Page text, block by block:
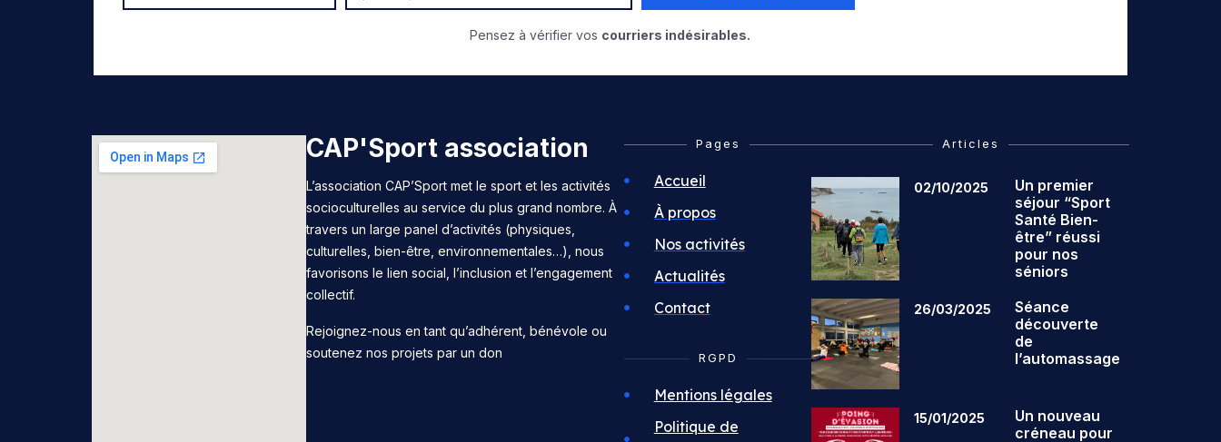
Pensez à vérifier vos courriers indésirables.
CAP'Sport association
L’association CAP’Sport met le sport et les activités
socioculturelles au service du plus grand nombre. À
travers un large panel d’activités (physiques,
culturelles, bien-être, environnementales…), nous
favorisons le lien social, l’inclusion et l’engagement
collectif.
Rejoignez-nous en tant qu’adhérent, bénévole ou
soutenez nos projets par un don
Pages
Accueil
À propos
Nos activités
Actualités
Contact
RGPD
Mentions légales
Politique de
Articles
02/10/2025
Un premier
séjour “Sport
Santé Bien-
être” réussi
pour nos
séniors
26/03/2025
Séance
découverte
de
l’automassage
15/01/2025
Un nouveau
créneau pour